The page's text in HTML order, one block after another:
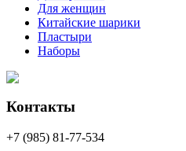
Для женщин
Китайские шарики
Пластыри
Наборы
Контакты
+7 (985) 81-77-534